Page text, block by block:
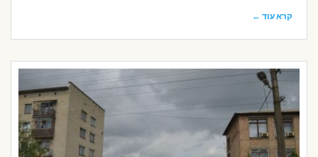
קרא עוד ←